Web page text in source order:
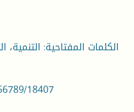
الكلمات المفتاحية: التنمية،
18407